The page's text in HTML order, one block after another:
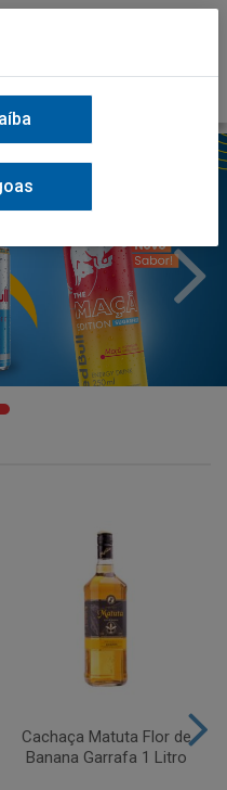
Cachaça Matuta Flor de
Banana Garrafa 1 Litro